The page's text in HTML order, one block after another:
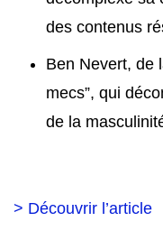
des contenus
Ben Nevert, de
mecs”, qui
de la
> Découvrir l’article